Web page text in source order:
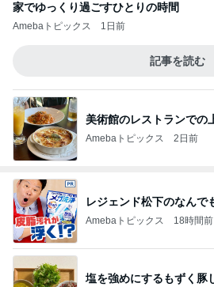
家でゆっくり過ごすひとりの時間
Amebaトピックス 1日前
記事を読む
美術館のレストランでの
Amebaトピックス 2日前
レジェンド松下のなんで
Amebaトピックス 18時間前
塩を強めにするもずく豚